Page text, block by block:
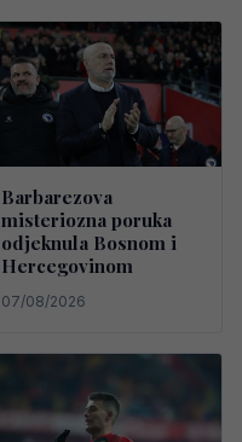
Barbarezova
misteriozna poruka
odjeknula Bosnom i
Hercegovinom
07/08/2026